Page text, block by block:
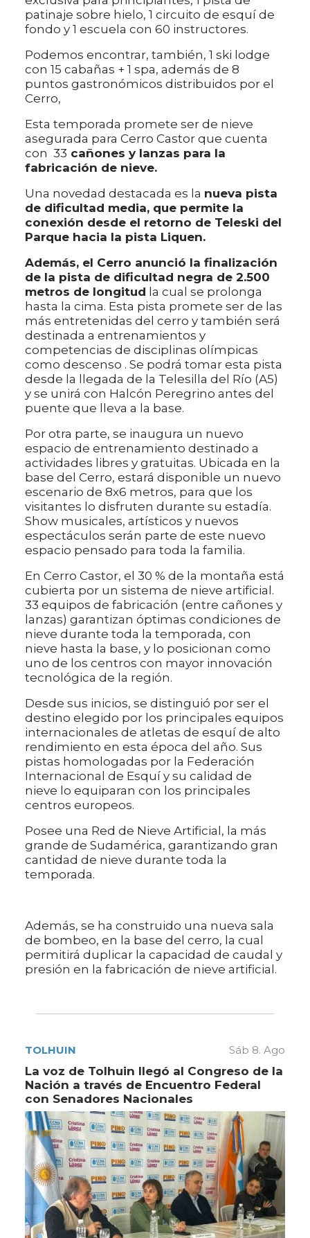
patinaje sobre hielo, 1 circuito de esquí de
fondo y 1 escuela con 60 instructores.
Podemos encontrar, también, 1 ski lodge
con 15 cabañas + 1 spa, además de 8
puntos gastronómicos distribuidos por el
Cerro,
Esta temporada promete ser de nieve
asegurada para Cerro Castor que cuenta
con 33 cañones y lanzas para la
fabricación de nieve.
Una novedad destacada es la nueva pista
de dificultad media, que permite la
conexión desde el retorno de Teleski del
Parque hacia la pista Liquen.
Además, el Cerro anunció la finalización
de la pista de dificultad negra de 2.500
metros de longitud la cual se prolonga
hasta la cima. Esta pista promete ser de las
más entretenidas del cerro y también será
destinada a entrenamientos y
competencias de disciplinas olímpicas
como descenso . Se podrá tomar esta pista
desde la llegada de la Telesilla del Río (A5)
y se unirá con Halcón Peregrino antes del
puente que lleva a la base.
Por otra parte, se inaugura un nuevo
espacio de entrenamiento destinado a
actividades libres y gratuitas. Ubicada en la
base del Cerro, estará disponible un nuevo
escenario de 8x6 metros, para que los
visitantes lo disfruten durante su estadía.
Show musicales, artísticos y nuevos
espectáculos serán parte de este nuevo
espacio pensado para toda la familia.
En Cerro Castor, el 30 % de la montaña está
cubierta por un sistema de nieve artificial.
33 equipos de fabricación (entre cañones y
lanzas) garantizan óptimas condiciones de
nieve durante toda la temporada, con
nieve hasta la base, y lo posicionan como
uno de los centros con mayor innovación
tecnológica de la región.
Desde sus inicios, se distinguió por ser el
destino elegido por los principales equipos
internacionales de atletas de esquí de alto
rendimiento en esta época del año. Sus
pistas homologadas por la Federación
Internacional de Esquí y su calidad de
nieve lo equiparan con los principales
centros europeos.
Posee una Red de Nieve Artificial, la más
grande de Sudamérica, garantizando gran
cantidad de nieve durante toda la
temporada.
Además, se ha construido una nueva sala
de bombeo, en la base del cerro, la cual
permitirá duplicar la capacidad de caudal y
presión en la fabricación de nieve artificial.
TOLHUIN Sáb 8. Ago
La voz de Tolhuin llegó al Congreso de la
Nación a través de Encuentro Federal
con Senadores Nacionales